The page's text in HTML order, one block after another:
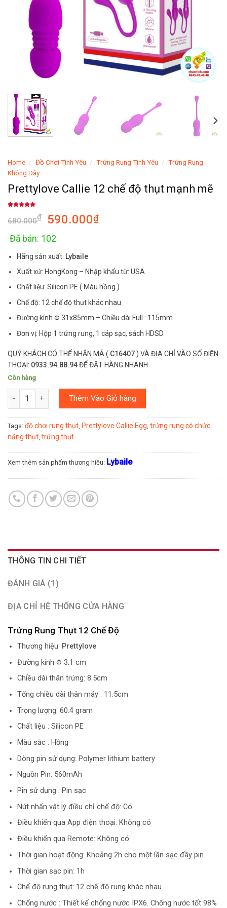
Home / Đồ Chơi Tình Yêu / Trứng Rung Tình Yêu / Trứng Rung
Không Dây
Prettylove Callie 12 chế độ thụt mạnh mẽ
out of 5
based on
rating
680.000₫ 590.000₫
Đã bán: 102
Hãng sản xuất: Lybaile
Xuất xứ: HongKong – Nhập khẩu từ: USA
Chất liệu: Silicon PE ( Màu hồng )
Chế độ: 12 chế độ thụt khác nhau
Đường kính Φ 31x85mm – Chiều dài Full : 115mm
Đơn vị: Hộp 1 trứng rung, 1 cáp sạc, sách HDSD
QUÝ KHÁCH CÓ THỂ NHẮN MÃ ( C16407 ) VÀ ĐỊA CHỈ VÀO SỐ ĐIỆN
THOẠI: 0933.94.88.94ĐỂ ĐẶT HÀNG NHANH
Còn hàng
Số lượng Thêm Vào Giỏ hàng
Tags: đồ chơi rung thụt Prettylove Callie Egg trứng rung có chức
năng thụt trứng thụt
Xem thêm sản phẩm thương hiệu: Lybaile
THÔNG TIN CHI TIẾT
ĐÁNH GIÁ (1)
ĐỊA CHỈ HỆ THỐNG CỬA HÀNG
Trứng Rung Thụt 12 Chế Độ
Thương hiệu: Prettylove
Đường kính Φ 3.1 cm
Chiều dài thân trứng: 8.5cm
Tổng chiều dài thân máy : 11.5cm
Trọng lượng: 60.4 gram
Chất liệu : Silicon PE
Màu sắc : Hồng
Dòng pin sử dụng: Polymer lithium battery
Nguồn Pin: 560mAh
Pin sử dụng : Pin sạc
Nút nhấn vật lý điều chỉ chế độ: Có
Điều khiển qua App điện thoại: Không có
Điều khiển qua Remote: Không có
Thời gian hoạt động: Khoảng 2h cho một lần sạc đầy pin
Thời gian sạc pin: 1h
Chế độ rung thụt: 12 chế độ rung khác nhau
Chống nước : Thiết kế chống nước IPX6. Chống nước tốt 98%